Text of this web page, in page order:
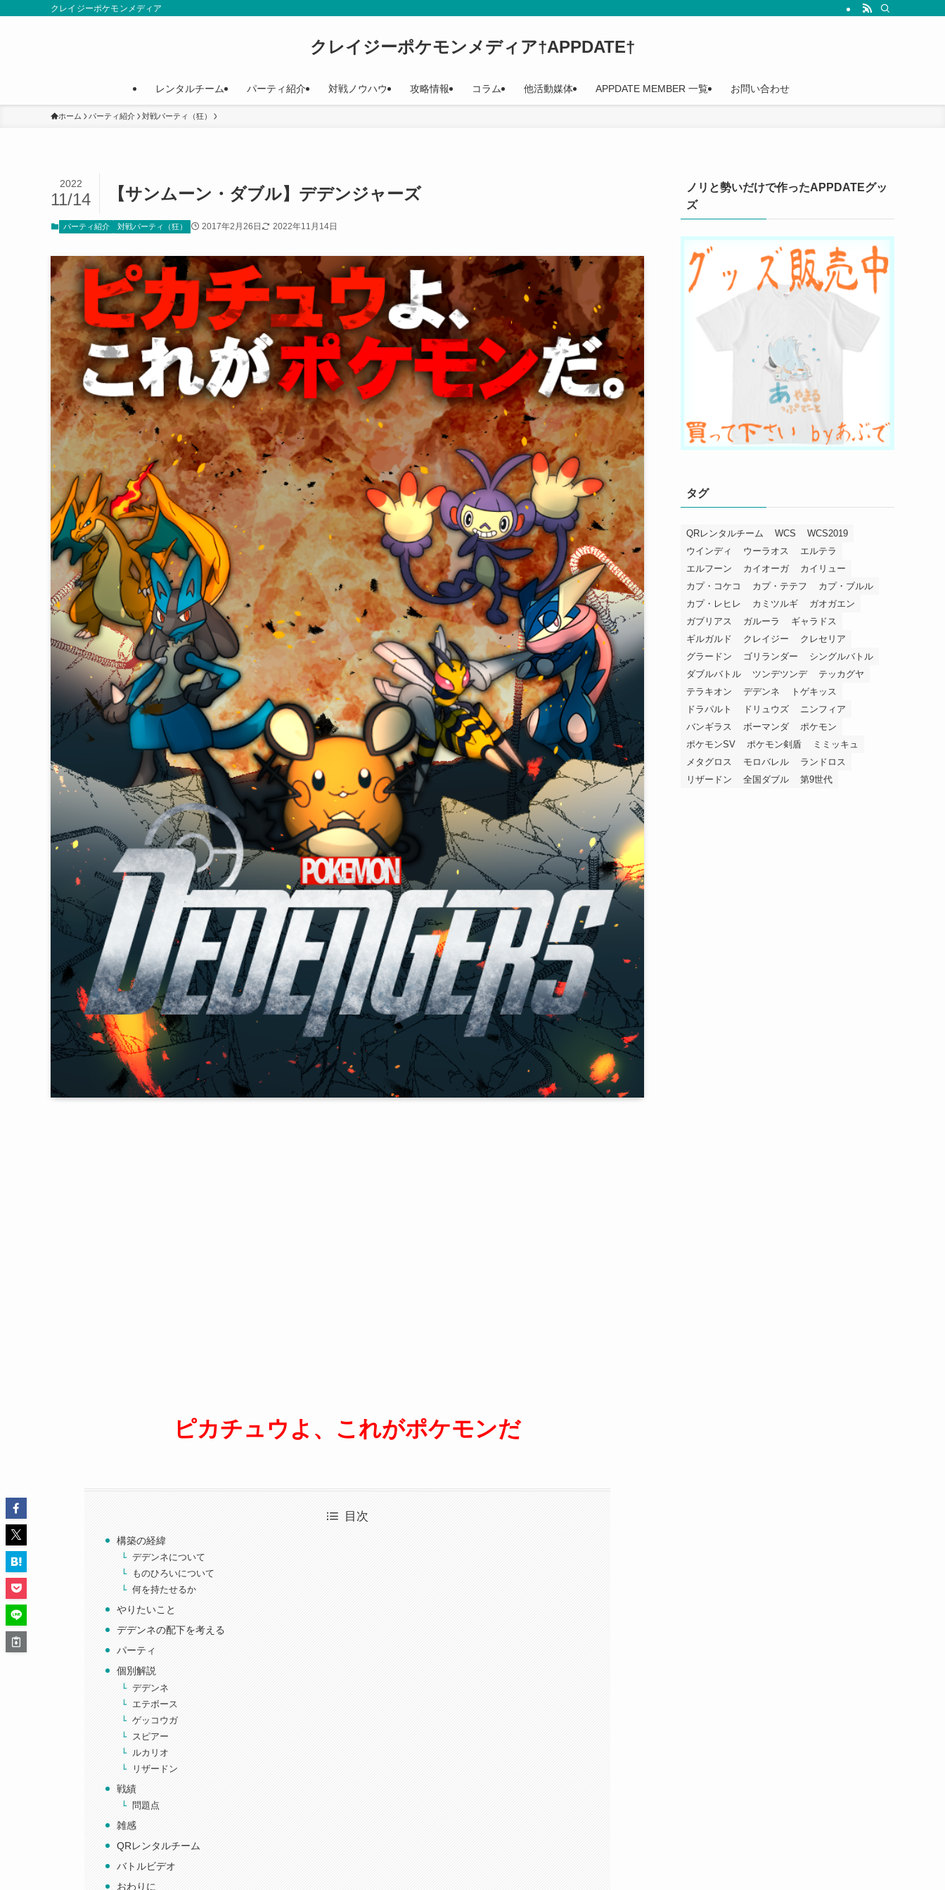
クレイジーポケモンメディア
クレイジーポケモンメディア†APPDATE†
レンタルチーム パーティ紹介 対戦ノウハウ 攻略情報 コラム 他活動媒体 APPDATE MEMBER 一覧 お問い合わせ
ホーム パーティ紹介 対戦パーティ（狂）
【サンムーン・ダブル】デデンジャーズ
2022
11/14
パーティ紹介 対戦パーティ（狂） 2017年2月26日 2022年11月14日
ピカチュウ よ、これがポケモンだ
目次
構築の経緯
デデンネについて
ものひろいについて
何を持たせるか
やりたいこと
デデンネの配下を考える
パーティ
個別解説
デデンネ
エテボース
ゲッコウガ
スピアー
ルカリオ
リザードン
戦績
問題点
雑感
QRレンタルチーム
バトルビデオ
おわりに
ノリと勢いだけで作ったAPPDATEグッ
ズ
タグ
QRレンタルチーム WCS
WCS2019
ウインディ
ウーラオス
エルテラ
エルフーン
カイオーガ
カイリュー
カプ・コケコ
カプ・テテフ
カプ・ブルル
カプ・レヒレ
カミツルギ
ガオガエン
ガブリアス
ガルーラ
ギャラドス
ギルガルド
クレイジー
クレセリア
グラードン
ゴリランダー
シングルバトル
ダブルバトル
ツンデツンデ
テッカグヤ
テラキオン
デデンネ
トゲキッス
ドラパルト
ドリュウズ
ニンフィア
バンギラス
ボーマンダ
ポケモン
ポケモンSV
ポケモン剣盾
ミミッキュ
メタグロス
モロバレル
ランドロス
リザードン
全国ダブル 第9世代